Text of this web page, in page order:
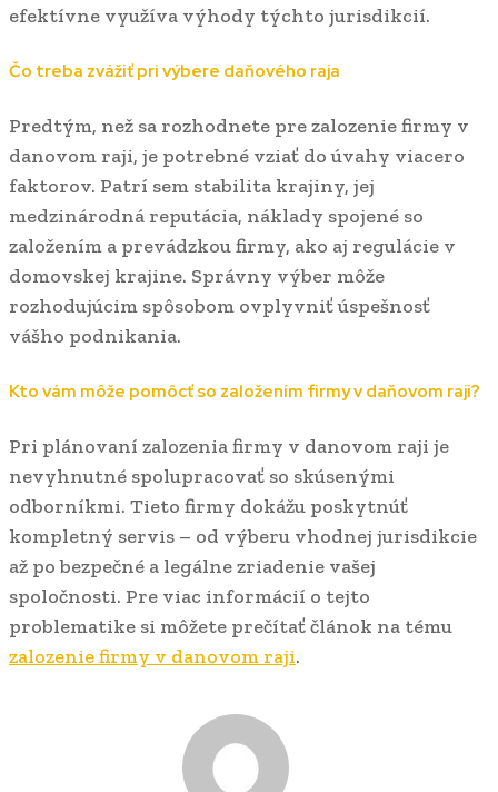
efektívne využíva výhody týchto jurisdikcií.
Čo treba zvážiť pri výbere daňového raja
Predtým, než sa rozhodnete pre zalozenie firmy v
danovom raji, je potrebné vziať do úvahy viacero
faktorov. Patrí sem stabilita krajiny, jej
medzinárodná reputácia, náklady spojené so
založením a prevádzkou firmy, ako aj regulácie v
domovskej krajine. Správny výber môže
rozhodujúcim spôsobom ovplyvniť úspešnosť
vášho podnikania.
Kto vám môže pomôcť so založením firmy v daňovom raji?
Pri plánovaní zalozenia firmy v danovom raji je
nevyhnutné spolupracovať so skúsenými
odborníkmi. Tieto firmy dokážu poskytnúť
kompletný servis – od výberu vhodnej jurisdikcie
až po bezpečné a legálne zriadenie vašej
spoločnosti. Pre viac informácií o tejto
problematike si môžete prečítať článok na tému
zalozenie firmy v danovom raji.